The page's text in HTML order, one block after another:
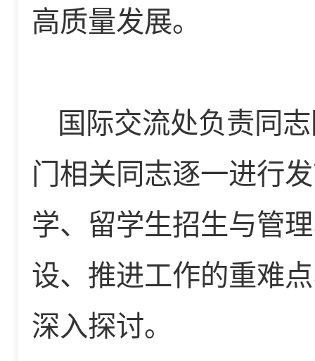
高质量发展。
国际交流处负责同
门相关同志逐一进行
学、留学生招生与管
设、推进工作的重难
深入探讨。